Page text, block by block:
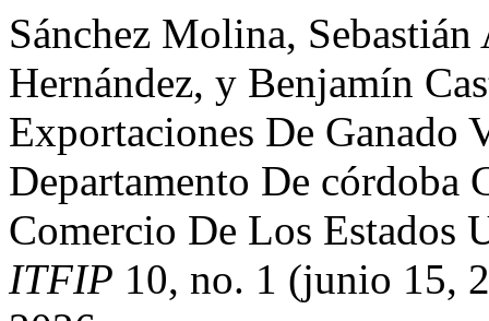
Sánchez Molina,
Hernández, y Benjamín
Exportaciones De Ganado
Departamento De córdoba
Comercio De Los Estados
ITFIP 10, no. 1 (junio 15,